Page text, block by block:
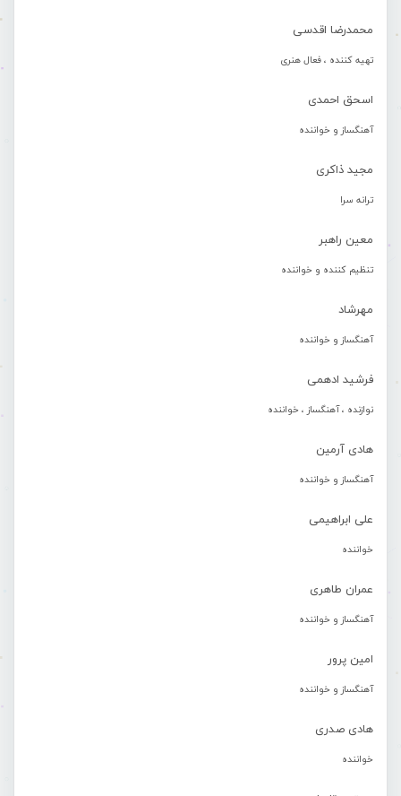
محمدرضا اقدسی
تهیه کننده ، فعال هنری
اسحق احمدی
آهنگساز و خواننده
مجید ذاکری
ترانه سرا
معین راهبر
تنظیم کننده و خواننده
مهرشاد
آهنگساز و خواننده
فرشید ادهمی
نوازنده ، آهنگساز ، خواننده
هادی آرمین
آهنگساز و خواننده
علی ابراهیمی
خواننده
عمران طاهری
آهنگساز و خواننده
امین پرور
آهنگساز و خواننده
هادی صدری
خواننده